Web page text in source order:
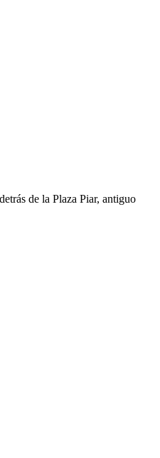
de la Plaza Piar, antiguo